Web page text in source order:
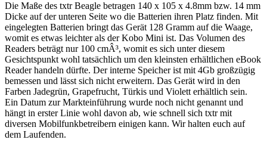
Die Maße des txtr Beagle betragen 140 x 105 x 4.8mm bzw. 14 mm
Dicke auf der unteren Seite wo die Batterien ihren Platz finden. Mit
eingelegten Batterien bringt das Gerät 128 Gramm auf die Waage,
womit es etwas leichter als der Kobo Mini ist. Das Volumen des
Readers beträgt nur 100 cmÂ³, womit es sich unter diesem
Gesichtspunkt wohl tatsächlich um den kleinsten erhältlichen eBook
Reader handeln dürfte. Der interne Speicher ist mit 4Gb großzügig
bemessen und lässt sich nicht erweitern. Das Gerät wird in den
Farben Jadegrün, Grapefrucht, Türkis und Violett erhältlich sein.
Ein Datum zur Markteinführung wurde noch nicht genannt und
hängt in erster Linie wohl davon ab, wie schnell sich txtr mit
diversen Mobilfunkbetreibern einigen kann. Wir halten euch auf
dem Laufenden.